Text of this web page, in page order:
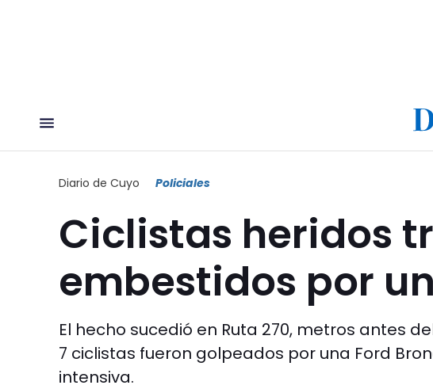
Diario de Cuyo Policiales
Ciclistas heridos
embestidos por
El hecho sucedió en Ruta 270, metros antes
7 ciclistas fueron golpeados por una Ford
intensiva.